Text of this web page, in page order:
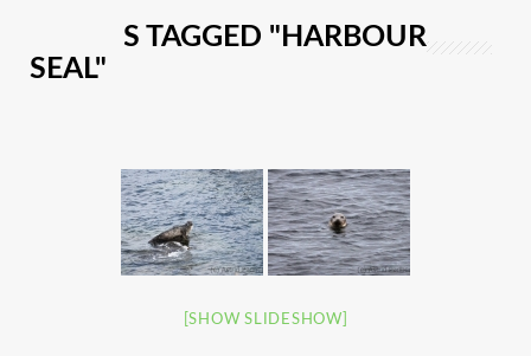
IMAGES TAGGED "HARBOUR
SEAL"
[SHOW SLIDESHOW]